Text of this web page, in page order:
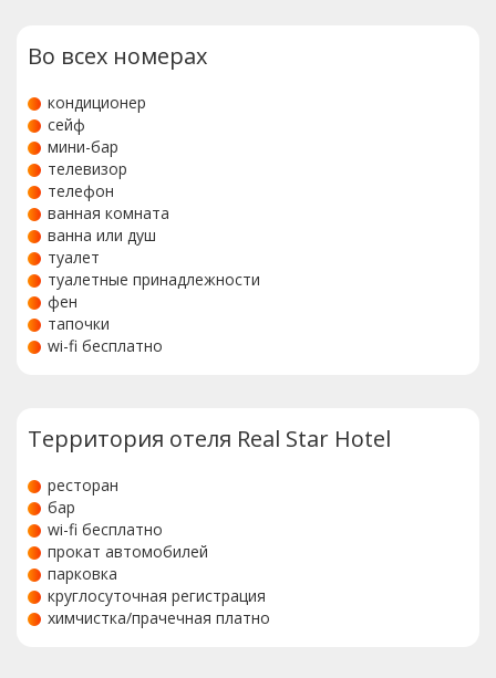
Во всех номерах
кондиционер
сейф
мини-бар
телевизор
телефон
ванная комната
ванна или душ
туалет
туалетные принадлежности
фен
тапочки
wi-fi бесплатно
Территория отеля Real Star Hotel
ресторан
бар
wi-fi бесплатно
прокат автомобилей
парковка
круглосуточная регистрация
химчистка/прачечная платно